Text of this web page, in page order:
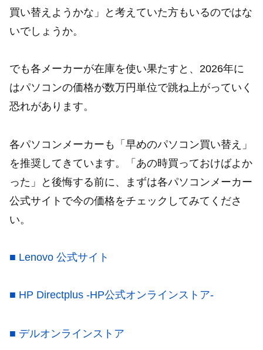
買い替えようかな」と考えていた方もいるのではな
いでしょうか。
でも各メーカーが在庫を使い果たすと、2026年に
はパソコンの価格が数万円単位で跳ね上がっていく
恐れがあります。
各パソコンメーカーも「早めのパソコン買い替え」
を推奨してきています。「あの時買っておけばよか
った」と後悔する前に、まずは各パソコンメーカー
公式サイトで今の価格をチェックしてみてくださ
い。
■ Lenovo 公式サイト
■ HP Directplus -HP公式オンラインストア-
■ デルオンラインストア